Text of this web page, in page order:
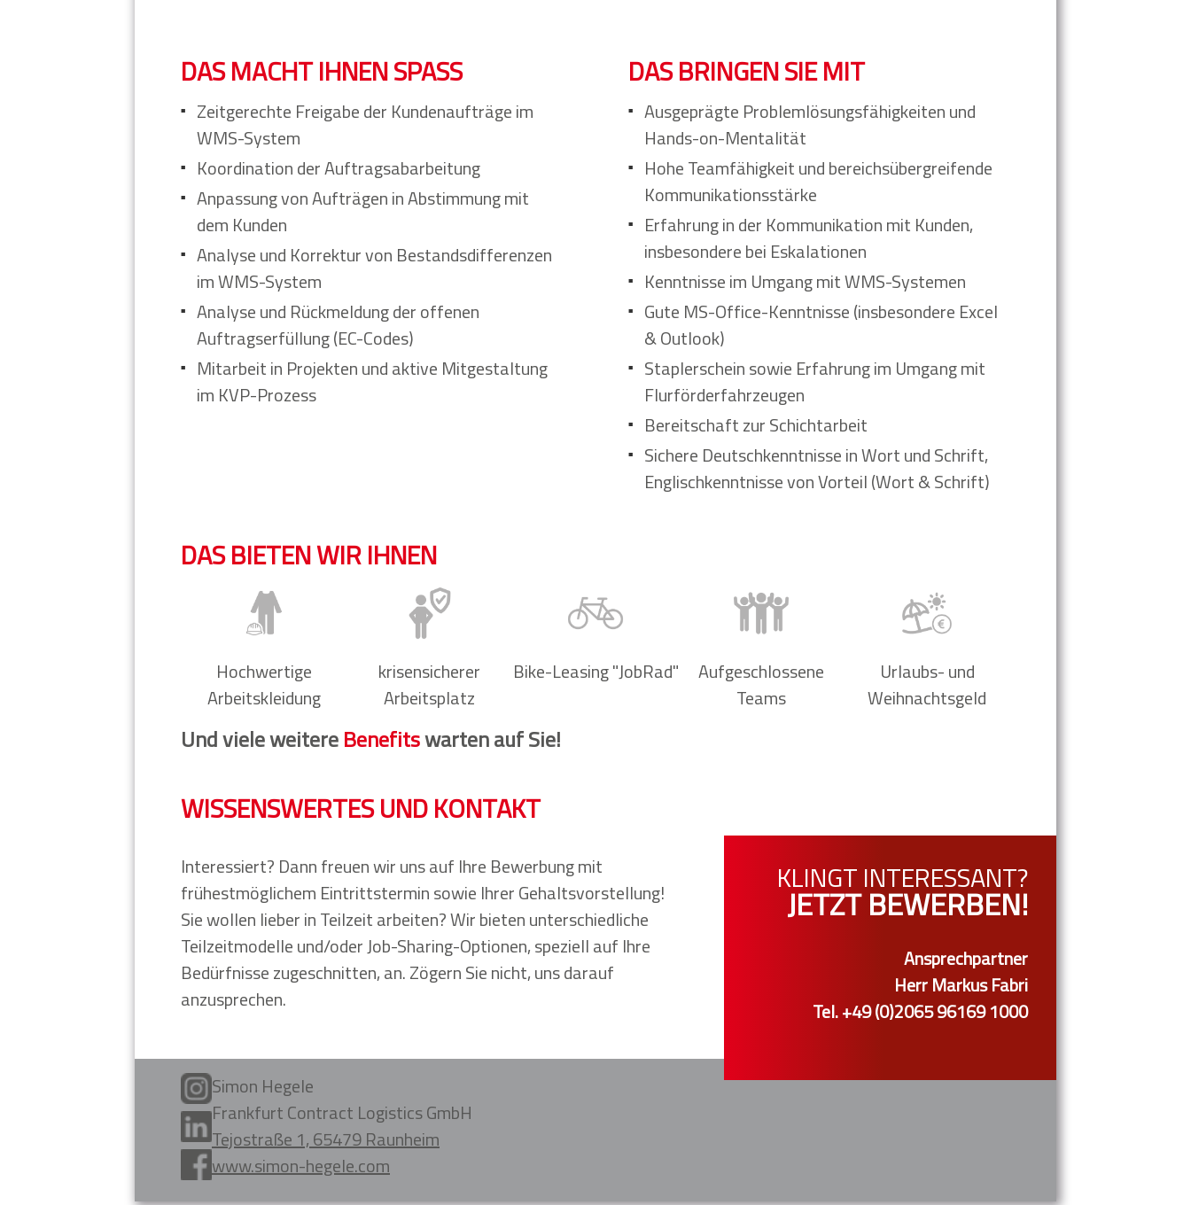
DAS MACHT IHNEN SPASS
Zeitgerechte Freigabe der Kundenaufträge im
WMS-System
Koordination der Auftragsabarbeitung
Anpassung von Aufträgen in Abstimmung mit
dem Kunden
Analyse und Korrektur von Bestandsdifferenzen
im WMS-System
Analyse und Rückmeldung der offenen
Auftragserfüllung (EC-Codes)
Mitarbeit in Projekten und aktive Mitgestaltung
im KVP-Prozess
DAS BRINGEN SIE MIT
Ausgeprägte Problemlösungsfähigkeiten und
Hands-on-Mentalität
Hohe Teamfähigkeit und bereichsübergreifende
Kommunikationsstärke
Erfahrung in der Kommunikation mit Kunden,
insbesondere bei Eskalationen
Kenntnisse im Umgang mit WMS-Systemen
Gute MS-Office-Kenntnisse (insbesondere Excel
& Outlook)
Staplerschein sowie Erfahrung im Umgang mit
Flurförderfahrzeugen
Bereitschaft zur Schichtarbeit
Sichere Deutschkenntnisse in Wort und Schrift,
Englischkenntnisse von Vorteil (Wort & Schrift)
DAS BIETEN WIR IHNEN
Hochwertige
Arbeitskleidung
krisensicherer
Arbeitsplatz
Bike-Leasing "JobRad"
Aufgeschlossene
Teams
Urlaubs- und
Weihnachtsgeld
Und viele weitereBenefitswarten auf Sie!
WISSENSWERTES UND KONTAKT
Interessiert? Dann freuen wir uns auf Ihre Bewerbung mit
frühestmöglichem Eintrittstermin sowie Ihrer Gehaltsvorstellung!
Sie wollen lieber in Teilzeit arbeiten? Wir bieten unterschiedliche
Teilzeitmodelle und/oder Job-Sharing-Optionen, speziell auf Ihre
Bedürfnisse zugeschnitten, an. Zögern Sie nicht, uns darauf
anzusprechen.
KLINGT INTERESSANT?
JETZT BEWERBEN!
Ansprechpartner
Herr Markus Fabri
Tel. +49 (0)2065 96169 1000
Simon Hegele
Frankfurt Contract Logistics GmbH
Tejostraße 1, 65479 Raunheim
www.simon-hegele.com